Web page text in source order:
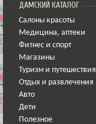
ДАМСКИЙ КАТАЛОГ
Салоны красоты
Медицина, аптеки
Фитнес и спорт
Магазины
Туризм и путешествия
Отдых и развлечения
Авто
Дети
Полезное